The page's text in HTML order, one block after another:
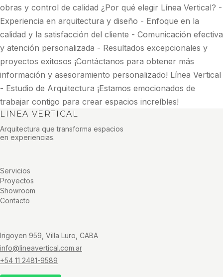
obras y control de calidad ¿Por qué elegir Línea Vertical? -
Experiencia en arquitectura y diseño - Enfoque en la
calidad y la satisfacción del cliente - Comunicación efectiva
y atención personalizada - Resultados excepcionales y
proyectos exitosos ¡Contáctanos para obtener más
información y asesoramiento personalizado! Línea Vertical
- Estudio de Arquitectura ¡Estamos emocionados de
trabajar contigo para crear espacios increíbles!
LINEA VERTICAL
Arquitectura que transforma espacios
en experiencias.
Servicios
Proyectos
Showroom
Contacto
Irigoyen 959, Villa Luro, CABA
info@lineavertical.com.ar
+54 11 2481-9589